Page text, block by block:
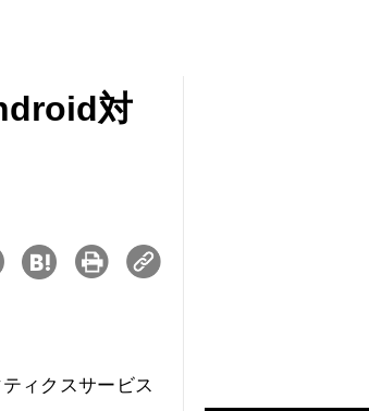
対
ィクスサービス